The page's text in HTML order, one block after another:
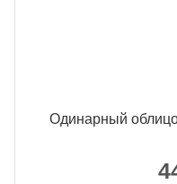
Одинарный